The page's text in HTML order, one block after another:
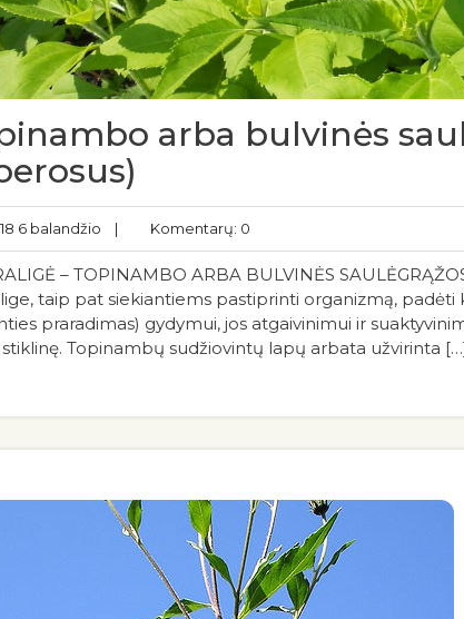
arba bulvinės
6 balandžio | Komentarų: 0
– TOPINAMBO ARBA BULVINĖS
taip pat siekiantiems pastiprinti organizmą,
praradimas) gydymui, jos atgaivinimui ir
Topinambų sudžiovintų lapų arbata užvirinta